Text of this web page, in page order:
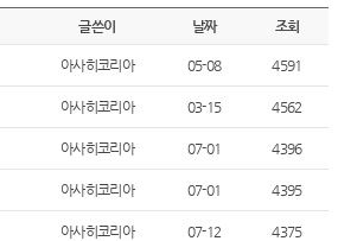
글쓴이 날짜 조회
아사히코리아 05-08 4591
아사히코리아 03-15 4562
아사히코리아 07-01 4396
아사히코리아 07-01 4395
아사히코리아 07-12 4375